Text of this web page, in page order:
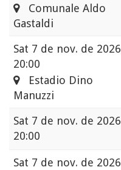
Comunale Aldo
Gastaldi
Sat 7 de nov. de 2026
20:00
Estadio Dino
Manuzzi
Sat 7 de nov. de 2026
20:00
Sat 7 de nov. de 2026